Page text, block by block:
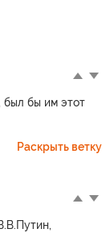
был бы им этот
Раскрыть ветку